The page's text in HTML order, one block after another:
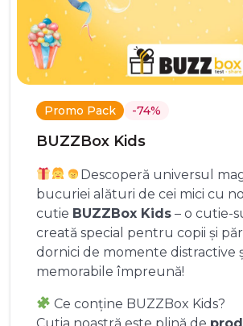
Promo Pack -74%
BUZZBox Kids
Descoperă universul
bucuriei alături de cei mici cu
cutie BUZZBox Kids – o cutie-
creată special pentru copii și
dornici de momente distractive
memorabile împreună!
Ce conține BUZZBox Kids?
Cutia noastră este plină de